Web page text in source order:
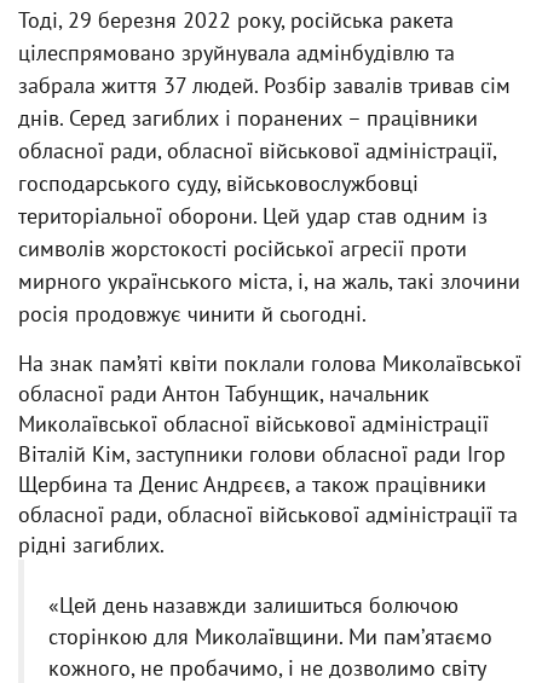
Тоді, 29 березня 2022 року, російська ракета
цілеспрямовано зруйнувала адмінбудівлю та
забрала життя 37 людей. Розбір завалів тривав сім
днів. Серед загиблих і поранених – працівники
обласної ради, обласної військової адміністрації,
господарського суду, військовослужбовці
територіальної оборони. Цей удар став одним із
символів жорстокості російської агресії проти
мирного українського міста, і, на жаль, такі злочини
росія продовжує чинити й сьогодні.
На знак пам’яті квіти поклали голова Миколаївської
обласної ради Антон Табунщик, начальник
Миколаївської обласної військової адміністрації
Віталій Кім, заступники голови обласної ради Ігор
Щербина та Денис Андрєєв, а також працівники
обласної ради, обласної військової адміністрації та
рідні загиблих.
«Цей день назавжди залишиться болючою
сторінкою для Миколаївщини. Ми памʼятаємо
кожного, не пробачимо, і не дозволимо світу